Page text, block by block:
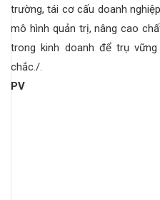
trường, tái cơ cấu doanh
mô hình quản trị, nâng cao
trong kinh doanh để trụ
chắc./.
PV